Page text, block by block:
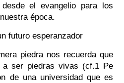
el evangelio para los
época.
futuro esperanzador
piedra nos recuerda que
a ser piedras vivas (cf.1 Pe
de una universidad que es